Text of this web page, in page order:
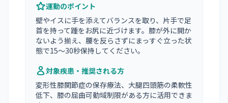
運動のポイント
壁やイスに手を添えてバランスを取り、片手で足
首を持って踵をお尻に近づけます。膝が外に開か
ないよう揃え、腰を反らさずにまっすぐ立った状
態で15〜30秒保持してください。
対象疾患・推奨される方
変形性膝関節症の保存療法、大腿四頭筋の柔軟性
低下、膝の屈曲可動域制限がある方に活用できま